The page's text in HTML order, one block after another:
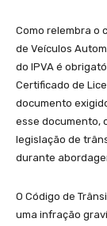
Como relembra o
de Veículos
do IPVA é
Certificado de
documento
esse documento,
legislação de
durante
O Código de
uma infração